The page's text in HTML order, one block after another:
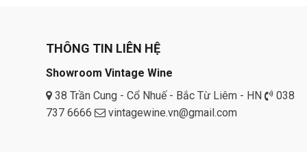
THÔNG TIN LIÊN HỆ
Showroom Vintage Wine
38 Trần Cung - Cổ Nhuế - Bắc Từ Liêm - HN
038
737 6666
vintagewine.vn@gmail.com